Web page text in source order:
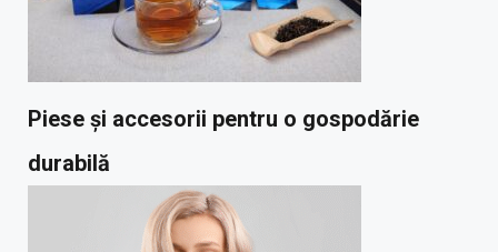
Piese și accesorii pentru o gospodărie
durabilă